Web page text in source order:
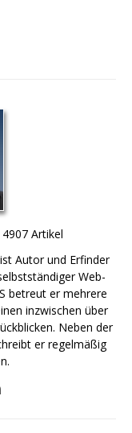
4907 Artikel
Autor und Erfinder
Web-
betreut er mehrere
inzwischen über
Neben der
er regelmäßig